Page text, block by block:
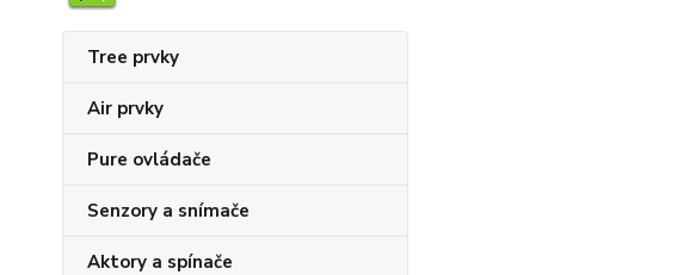
Tree prvky
Air prvky
Pure ovládače
Senzory a snímače
Aktory a spínače